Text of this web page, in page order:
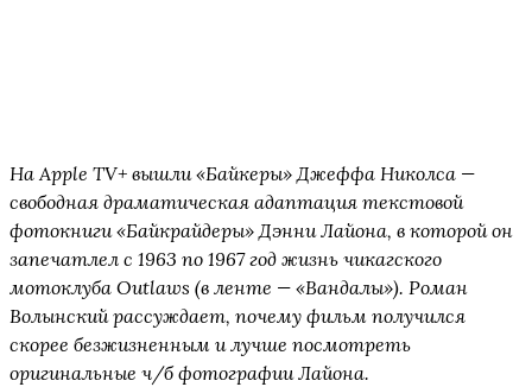
На Apple TV+ вышли «Байкеры» Джеффа Николса —
свободная драматическая адаптация текстовой
фотокниги «Байкрайдеры» Дэнни Лайона, в которой он
запечатлел с 1963 по 1967 год жизнь чикагского
мотоклуба Outlaws (в ленте — «Вандалы»). Роман
Волынский рассуждает, почему фильм получился
скорее безжизненным и лучше посмотреть
оригинальные ч/б фотографии Лайона.